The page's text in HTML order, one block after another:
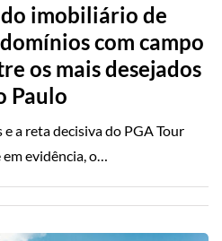
imobiliário de
com campo
os mais desejados
Paulo
a reta decisiva do PGA Tour
evidência, o…